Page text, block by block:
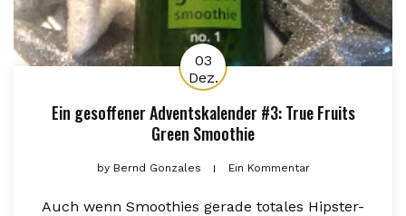
03
Dez.
Ein gesoffener Adventskalender #3: True Fruits
Green Smoothie
byBernd Gonzales Ein Kommentar
Auch wenn Smoothies gerade totales Hipster-